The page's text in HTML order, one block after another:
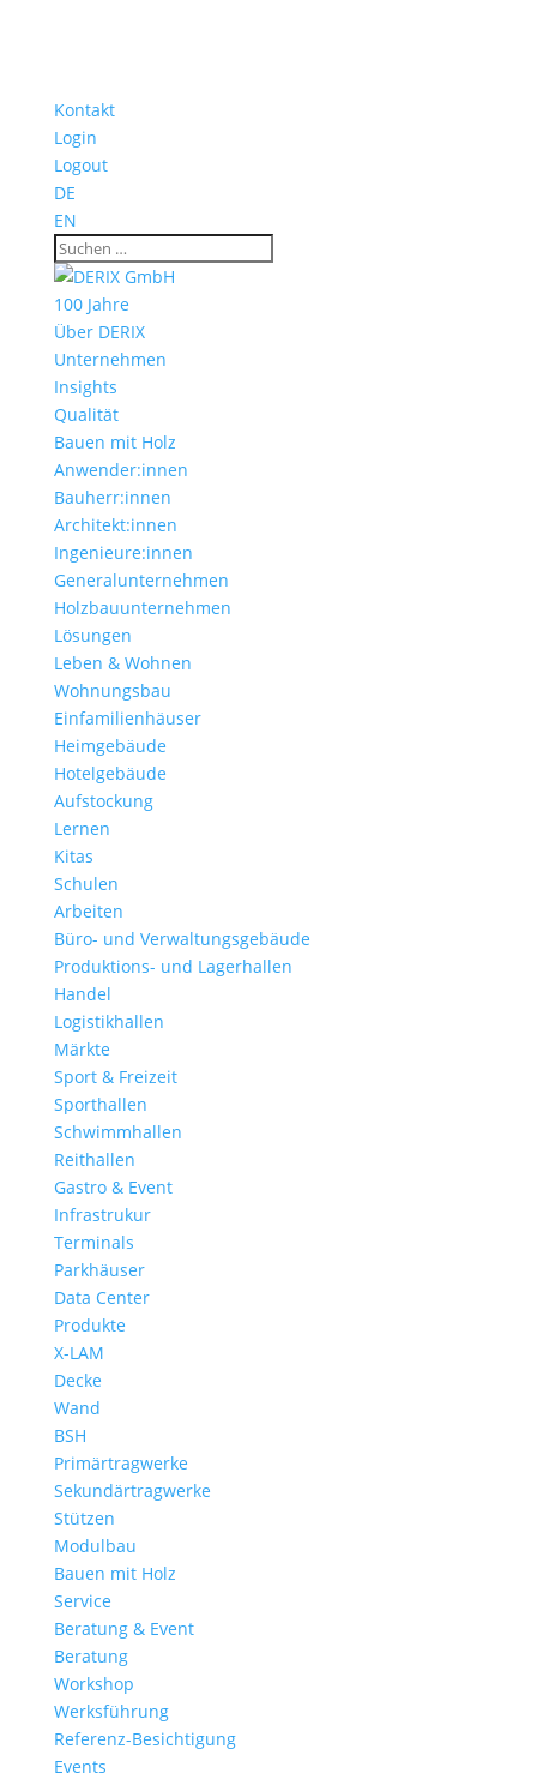
Kontakt
Login
Logout
DE
EN
100 Jahre
Über DERIX
Unternehmen
Insights
Qualität
Bauen mit Holz
Anwender:innen
Bauherr:innen
Architekt:innen
Ingenieure:innen
Generalunternehmen
Holzbauunternehmen
Lösungen
Leben & Wohnen
Wohnungs­bau
Einfamilien­häuser
Heimgebäude
Hotelgebäude
Aufstockung
Lernen
Kitas
Schulen
Arbeiten
Büro- und Verwaltungs­gebäude
Produktions- und Lagerhallen
Handel
Logistikhallen
Märkte
Sport & Freizeit
Sporthallen
Schwimmhallen
Reithallen
Gastro & Event
Infrastrukur
Terminals
Parkhäuser
Data Center
Produkte
X-LAM
Decke
Wand
BSH
Primärtragwerke
Sekundärtragwerke
Stützen
Modulbau
Bauen mit Holz
Service
Beratung & Event
Beratung
Workshop
Werksführung
Referenz-Besichtigung
Events